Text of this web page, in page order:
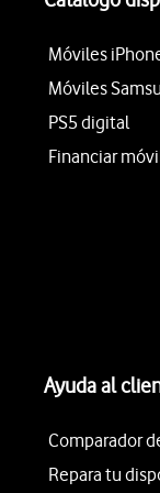
Móviles
Móviles
PS5 digital
Financiar
Ayuda al
Comparador
Repara tu